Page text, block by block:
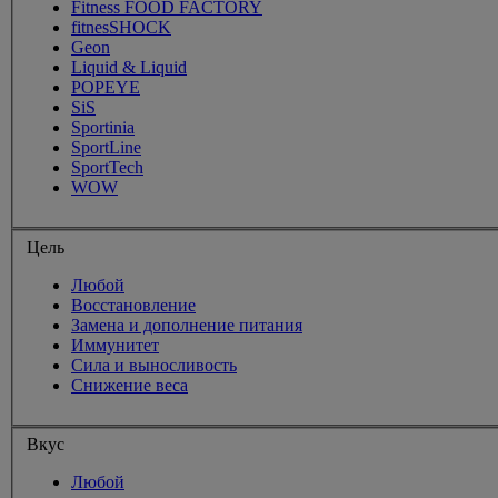
Fitness FOOD FACTORY
fitnesSHOCK
Geon
Liquid & Liquid
POPEYE
SiS
Sportinia
SportLine
SportTech
WOW
Цель
Любой
Восстановление
Замена и дополнение питания
Иммунитет
Сила и выносливость
Снижение веса
Вкус
Любой